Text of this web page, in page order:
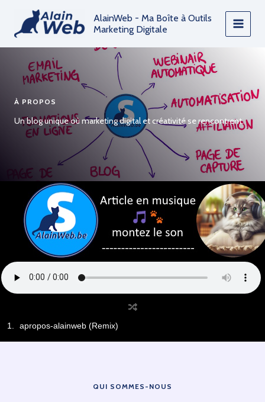
contenu
AlainWeb - Ma Boîte à Outils
Marketing Digitale
À PROPOS
Un blog unique où marketing digital et créativité se rencontrent.
apropos-alainweb (Remix)
QUI SOMMES-NOUS